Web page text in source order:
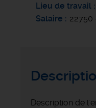
Lieu de travail
Salaire
Description de